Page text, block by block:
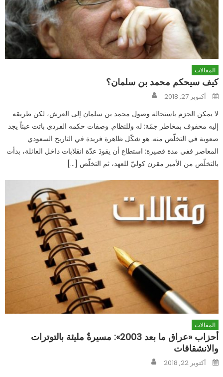
المقالات
كيف سيحكم محمد بن سلمان؟
Posted
onأكتوبر 27, 2018
لا يمكن الجزم باستحالة وصول محمد بن سلمان إلى العرش، لكن طريقه
إليه محفوف بمخاطر جمّة: له وللنظام. وصفات حكمه الفردي باتت عبئاً يجد
صعوبة في التخلّص منه. هو شكّل ظاهرة فريدة في التاريخ السعودي
المعاصر ففي مدة قصيرة: استطاع أن يقودَ عدّة انقلابات داخل العائلة، بدأت
بالتخلّص من الأمير مقرن كوليّ للعهد، ثم التخلّص […]
المقالات
أحزاب «عراق ما بعد 2003»: مسيرةٌ مليئة بالتوترات
والانشقاقات
Posted
onأكتوبر 22, 2018